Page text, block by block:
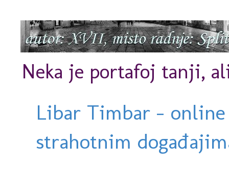
Neka je portafoj tanji,
Libar Timbar -
strahotnim